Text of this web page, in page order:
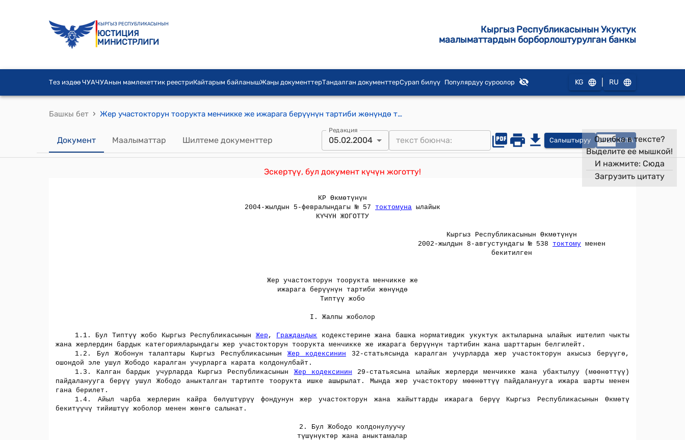
КЫРГЫЗ РЕСПУБЛИКАСЫНЫН
ЮСТИЦИЯ
МИНИСТРЛИГИ
Кыргыз Республикасынын Укуктук
маалыматтардын борборлоштурулган банкы
Тез издөө ЧУАЧУАнын мамлекеттик реестриКайтарым байланышЖаңы документтерТандалган документтерСурап билүү Популярдуу суроолор KG RU
Башкы бет › Жер участокторун тоорукта менчикке же ижарага берүүнүн тартиби жөнүндө типтүү жобо (Кыргыз Республикасынын Өкмөтүнүн 2002-жылдын 8-августундагы № 538 токтому менен бекитилген)
Документ Маалыматтар Шилтеме документтер
Редакция
05.02.2004 Салыштыруу OPEN DATA
Эскертүү, бул документ күчүн жоготту!
Ошибка в тексте?
Выделите ее мышкой!
И нажмите: Сюда
Загрузить цитату